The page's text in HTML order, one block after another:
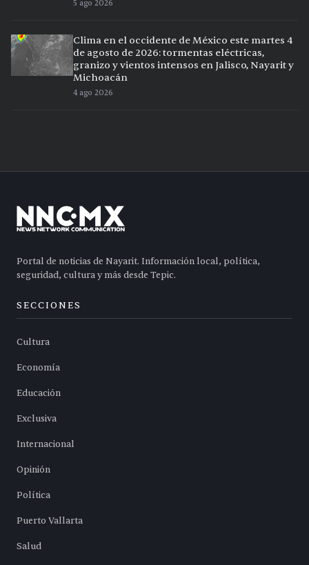
5 ago 2026
Clima en el occidente de México este martes 4
de agosto de 2026: tormentas eléctricas,
granizo y vientos intensos en Jalisco, Nayarit y
Michoacán
4 ago 2026
Portal de noticias de Nayarit. Información local, política,
seguridad, cultura y más desde Tepic.
SECCIONES
Cultura
Economía
Educación
Exclusiva
Internacional
Opinión
Política
Puerto Vallarta
Salud